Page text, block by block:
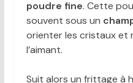
poudre fine. Cette
souvent sous un
orienter les cristaux et
l’aimant.
Suit alors un frittage à